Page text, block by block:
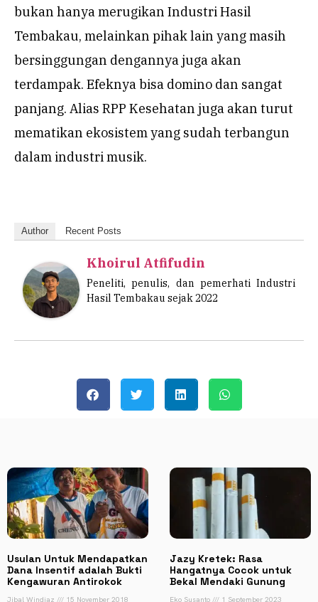
bukan hanya merugikan Industri Hasil
Tembakau, melainkan pihak lain yang masih
bersinggungan dengannya juga akan
terdampak. Efeknya bisa domino dan sangat
panjang. Alias RPP Kesehatan juga akan turut
mematikan ekosistem yang sudah terbangun
dalam industri musik.
Author Recent Posts
Khoirul Atfifudin
Peneliti, penulis, dan pemerhati Industri
Hasil Tembakau sejak 2022
Usulan Untuk Mendapatkan
Dana Insentif adalah Bukti
Kengawuran Antirokok
Jibal Windiaz 15 November 2018
Jazy Kretek: Rasa
Hangatnya Cocok untuk
Bekal Mendaki Gunung
Eko Susanto 1 September 2023